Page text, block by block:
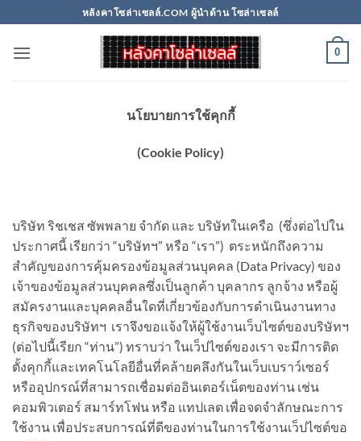
to
content
หลังคาโซล่าเซลล์.COM ผู้นำด้าน โซล่าเซลล์
0
นโยบายการใช้คุกกี้
(Cookie Policy)
บริษัท ริชเชส ซัพพลาย จำกัด และ บริษัทในเครือ (ซึ่งต่อไปใน
ประกาศนี้ เรียกว่า “บริษัทฯ” หรือ “เรา”) ตระหนักถึงความ
สำคัญของการคุ้มครองข้อมูลส่วนบุคคล (Data Privacy) ของ
เจ้าของข้อมูลส่วนบุคคลซึ่งเป็นลูกค้า บุคลากร ลูกจ้าง หรือผู้
สมัครงานและบุคคลอื่นใดที่เกี่ยวข้องกับการดำเนินงานทาง
ธุรกิจของบริษัทฯ เราจึงขอแจ้งให้ผู้ใช้งานเว็บไซต์ของบริษัทฯ
(ต่อไปนี้เรียก “ท่าน”) ทราบว่า ในเว็ปไซต์ของเรา จะมีการติด
ตั้งคุกกี้และเทคโนโลยีอื่นที่คล้ายคลึงกันในเว็บเบราว์เซอร์
หรืออุปกรณ์ที่สามารถเชื่อมต่ออินเตอร์เน็ตของท่าน เช่น
คอมพิวเตอร์ สมาร์ทโฟน หรือ แทปเลต เพื่อจดจำลักษณะการ
ใช้งาน เพื่อประสบการณ์ที่ดีของท่านในการใช้งานเว็ปไซต์ขอ